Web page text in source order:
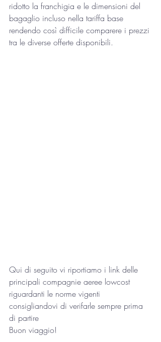
ridotto la franchigia e le dimensioni del
bagaglio incluso nella tariffa base
rendendo così difficile comparere i prezzi
tra le diverse offerte disponibili.
Qui di seguito vi riportiamo i link delle
principali compagnie aeree lowcost
riguardanti le norme vigenti
consigliandovi di verifarle sempre prima
di partire
Buon viaggio!